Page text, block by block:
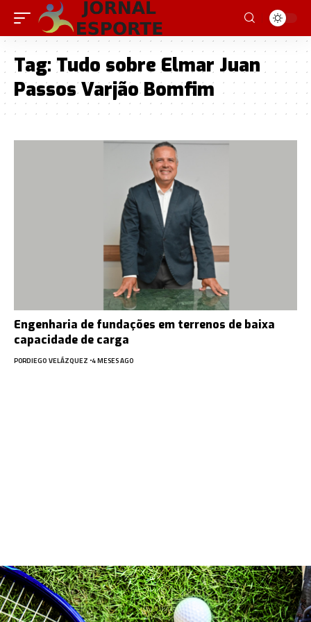
Tag: Tudo sobre Elmar Juan
Passos Varjão Bomfim
Engenharia de fundações em terrenos de baixa
capacidade de carga
PORDIEGO VELÁZQUEZ 4 MESES AGO